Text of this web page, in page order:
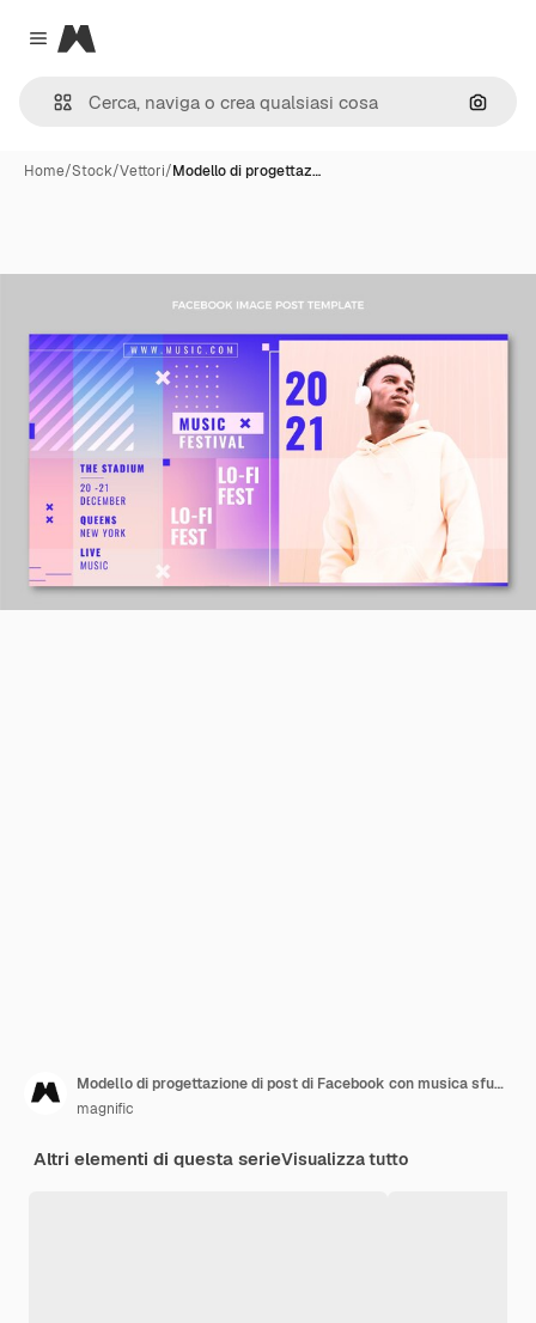
Close menu
Magnific
Cerca
Home/Stock/Vettori/Modello di progettaz…
Modello di progettazione di post di Facebook con musica sfumata
magnific
Altri elementi di questa serieVisualizza tutto